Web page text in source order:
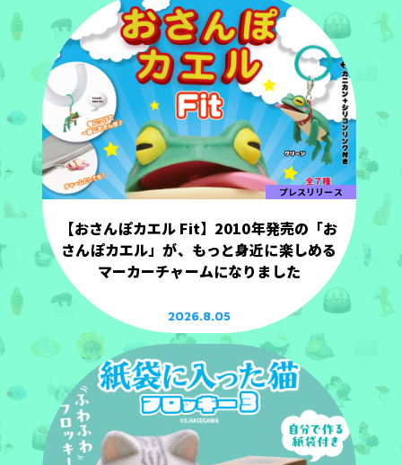
プレスリリース
【おさんぽカエル Fit】2010年発売の「お
さんぽカエル」が、もっと身近に楽しめる
マーカーチャームになりました
2026.8.05